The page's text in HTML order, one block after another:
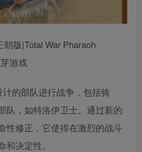
的部队进行战争，包括骑
队，如特洛伊卫士。通过新的
性修正，它使得在激烈的战斗
决定性。